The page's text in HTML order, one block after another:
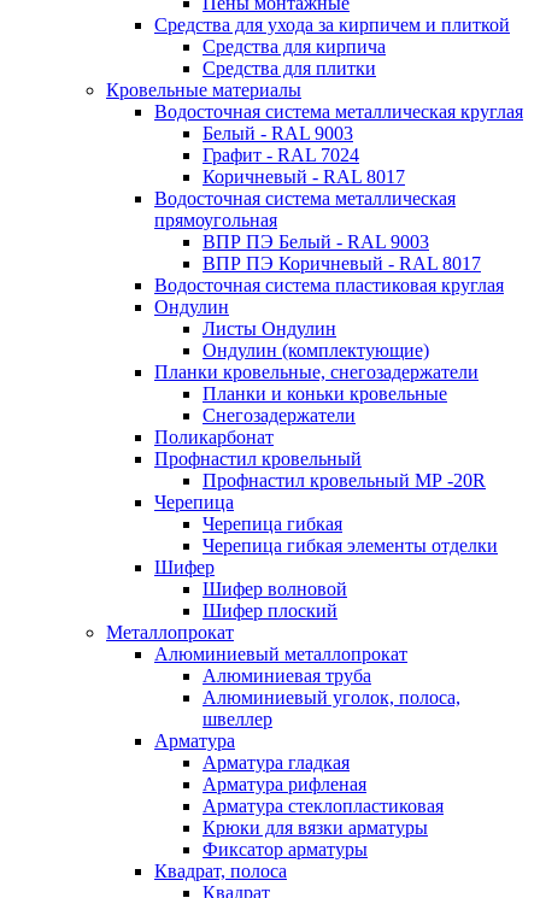
Средства для ухода за кирпичем и плиткой
Средства для кирпича
Средства для плитки
Кровельные материалы
Водосточная система металлическая круглая
Белый - RAL 9003
Графит - RAL 7024
Коричневый - RAL 8017
Водосточная система металлическая
прямоугольная
ВПР ПЭ Белый - RAL 9003
ВПР ПЭ Коричневый - RAL 8017
Водосточная система пластиковая круглая
Ондулин
Листы Ондулин
Ондулин (комплектующие)
Планки кровельные, снегозадержатели
Планки и коньки кровельные
Снегозадержатели
Поликарбонат
Профнастил кровельный
Профнастил кровельный МР -20R
Черепица
Черепица гибкая
Черепица гибкая элементы отделки
Шифер
Шифер волновой
Шифер плоский
Металлопрокат
Алюминиевый металлопрокат
Алюминиевая труба
Алюминиевый уголок, полоса,
швеллер
Арматура
Арматура гладкая
Арматура рифленая
Арматура стеклопластиковая
Крюки для вязки арматуры
Фиксатор арматуры
Квадрат, полоса
Квадрат